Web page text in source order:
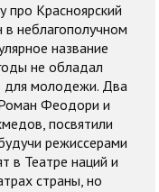
про Красноярский
неблагополучном
название
не обладал
для молодежи. Два
Феодори и
посвятили
режиссерами
в Театре наций и
страны, но